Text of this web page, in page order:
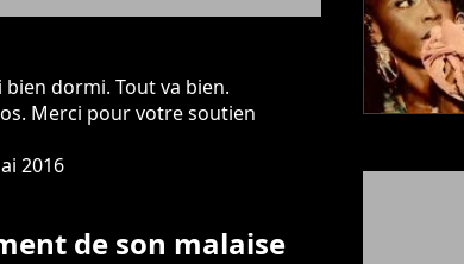
dormi. Tout va bien.
Merci pour votre soutien
2016
de son malaise